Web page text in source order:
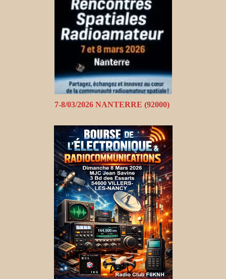
7-8/03/2026 NANTERRE (92000)